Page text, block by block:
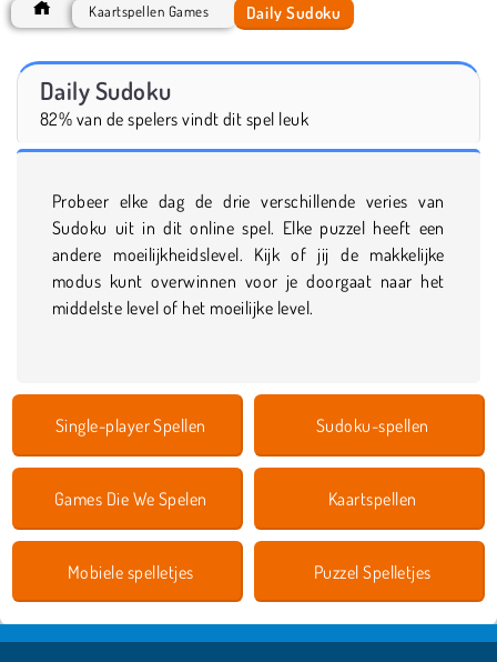
Kaartspellen Games Daily Sudoku
Daily Sudoku
82% van de spelers vindt dit spel leuk
Probeer elke dag de drie verschillende veries van
Sudoku uit in dit online spel. Elke puzzel heeft een
andere moeilijkheidslevel. Kijk of jij de makkelijke
modus kunt overwinnen voor je doorgaat naar het
middelste level of het moeilijke level.
Single-player Spellen Sudoku-spellen
Games Die We Spelen Kaartspellen
Mobiele spelletjes Puzzel Spelletjes